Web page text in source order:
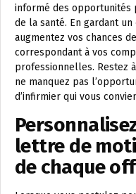
informé des opportunités
de la santé. En gardant
augmentez vos chances
correspondant à vos
professionnelles. Restez
ne manquez pas
d’infirmier qui vous
lettre de
de chaque